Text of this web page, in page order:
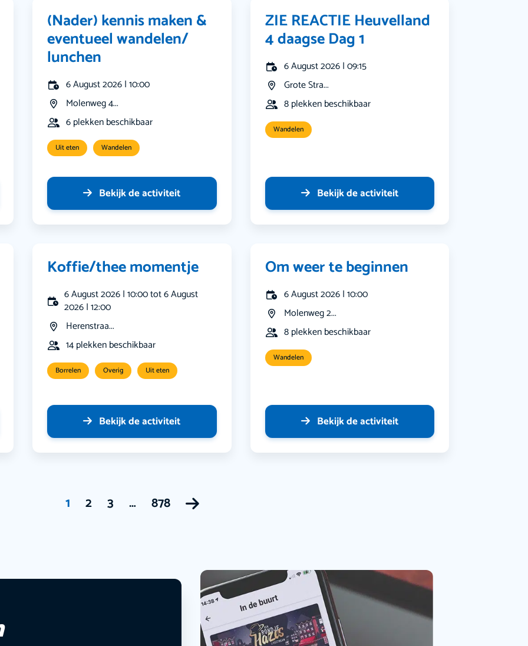
(Nader) kennis maken &
eventueel wandelen/
lunchen
6 August 2026 | 10:00
Molenweg 4...
6 plekken beschikbaar
Uit eten Wandelen
Bekijk de activiteit
ZIE REACTIE Heuvelland
4 daagse Dag 1
6 August 2026 | 09:15
Grote Stra...
8 plekken beschikbaar
Wandelen
Bekijk de activiteit
Koffie/thee momentje
6 August 2026 | 10:00 tot 6 August
2026 | 12:00
Herenstraa...
14 plekken beschikbaar
Borrelen Overig Uit eten
Bekijk de activiteit
Om weer te beginnen
6 August 2026 | 10:00
Molenweg 2...
8 plekken beschikbaar
Wandelen
Bekijk de activiteit
1 2 3 … 878